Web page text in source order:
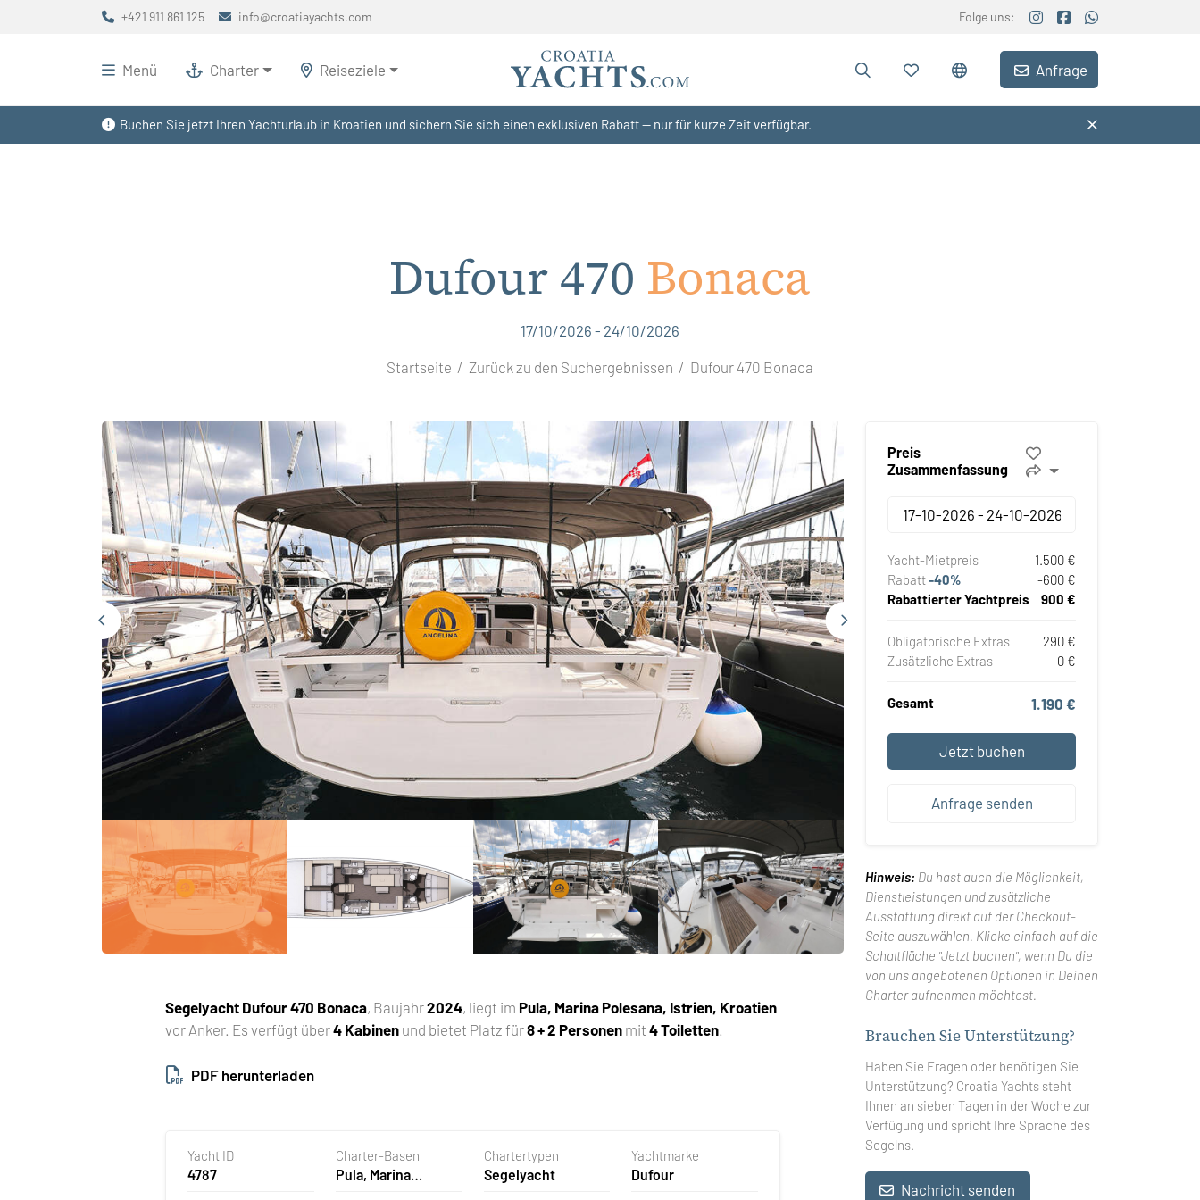
Buchen Sie jetzt Ihren Yachturlaub in Kroatien und sichern Sie sich einen exklusiven Rabatt — nur für kurze Zeit verfügbar.
+421 911 861 125 info@croatiayachts.com Folge uns:
Menü Charter Reiseziele Anfrage
Dufour 470 Bonaca
17/10/2026 - 24/10/2026
Startseite Zurück zu den Suchergebnissen Dufour 470 Bonaca
Segelyacht Dufour 470 Bonaca, Baujahr2024, liegt im Pula, Marina Polesana, Istrien, Kroatien
vor Anker. Es verfügt über4 Kabinen und bietet Platz für8 + 2 Personen mit4 Toiletten
PDF herunterladen
Yacht ID
4787
Charter-Basen
Pula, Marina
Chartertypen
Segelyacht
Yachtmarke
Dufour
Preis
Zusammenfassung
Yacht-Mietpreis
1.500 €
Rabatt-40%
-600 €
Rabattierter Yachtpreis
900 €
Obligatorische Extras
290 €
Zusätzliche Extras
0 €
Gesamt 1.190 €
Jetzt buchen
Anfrage senden
Hinweis: Du hast auch die Möglichkeit,
Dienstleistungen und zusätzliche
Ausstattung direkt auf der Checkout-
Seite auszuwählen. Klicke einfach auf die
Schaltfläche "Jetzt buchen", wenn Du die
von uns angebotenen Optionen in Deinen
Charter aufnehmen möchtest.
Brauchen Sie Unterstützung?
Haben Sie Fragen oder benötigen Sie
Unterstützung? Croatia Yachts steht
Ihnen an sieben Tagen in der Woche zur
Verfügung und spricht Ihre Sprache des
Segelns.
Nachricht senden